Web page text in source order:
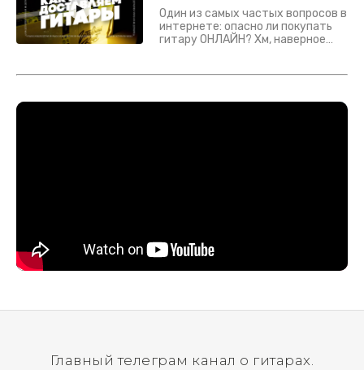
Один из самых частых вопросов в
интернете: опасно ли покупать
гитару ОНЛАЙН? Хм, наверное
застрахован. Случись что -
Главный телеграм канал о гитарах.